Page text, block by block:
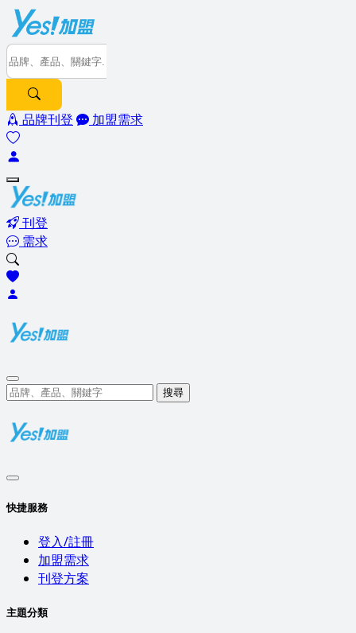
品牌刊登 加盟需求
刊登
需求
搜尋
快捷服務
登入/註冊
加盟需求
刊登方案
主題分類